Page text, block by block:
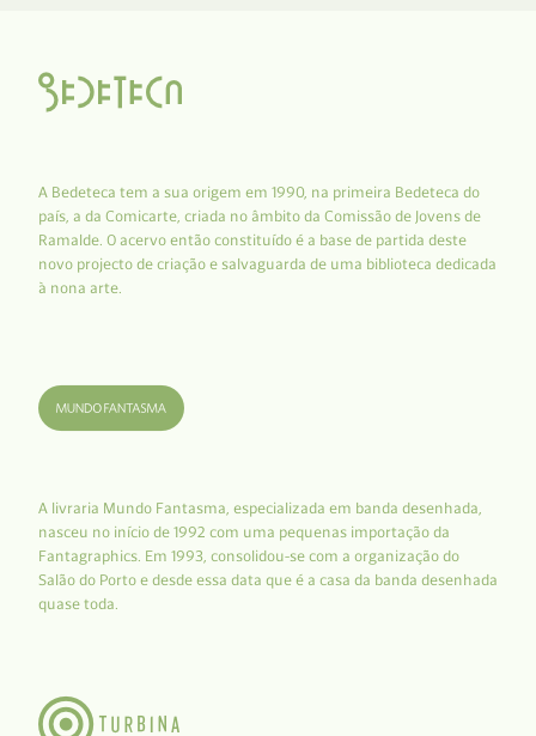
A Bedeteca tem a sua origem em 1990, na primeira Bedeteca do
país, a da Comicarte, criada no âmbito da Comissão de Jovens de
Ramalde. O acervo então constituído é a base de partida deste
novo projecto de criação e salvaguarda de uma biblioteca dedicada
à nona arte.
A livraria Mundo Fantasma, especializada em banda desenhada,
nasceu no início de 1992 com uma pequenas importação da
Fantagraphics. Em 1993, consolidou-se com a organização do
Salão do Porto e desde essa data que é a casa da banda desenhada
quase toda.